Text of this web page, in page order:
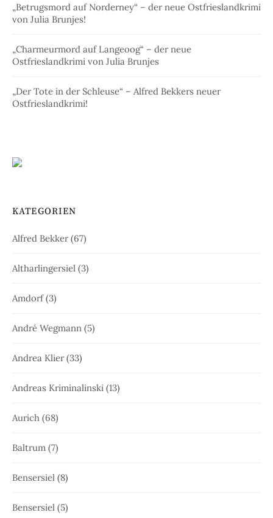
„Betrugsmord auf Norderney“ – der neue Ostfrieslandkrimi
von Julia Brunjes!
„Charmeurmord auf Langeoog“ – der neue
Ostfrieslandkrimi von Julia Brunjes
„Der Tote in der Schleuse“ – Alfred Bekkers neuer
Ostfrieslandkrimi!
KATEGORIEN
Alfred Bekker(67)
Altharlingersiel (3)
Amdorf(3)
André Wegmann (5)
Andrea Klier(33)
Andreas Kriminalinski (13)
Aurich (68)
Baltrum (7)
Bensersiel (8)
Bensersiel (5)